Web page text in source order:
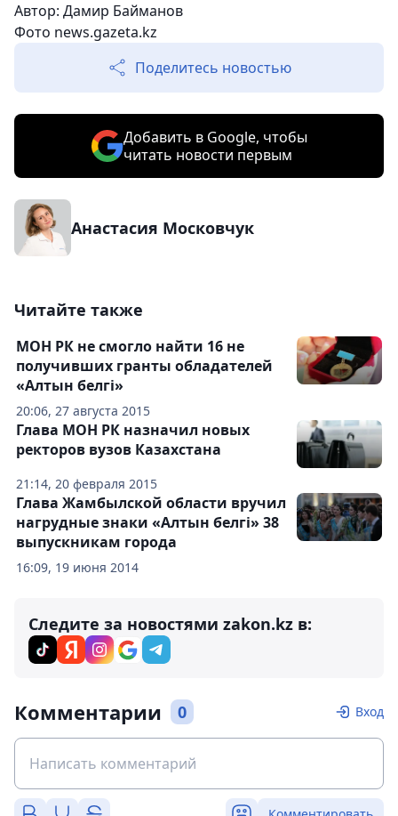
Автор: Дамир Байманов
Фото news.gazeta.kz
Поделитесь новостью
Добавить в Google, чтобы
читать новости первым
Анастасия Московчук
Читайте также
20:06, 27 августа 2015
МОН РК не смогло найти 16 не
получивших гранты обладателей
«Алтын белгi»
21:14, 20 февраля 2015
Глава МОН РК назначил новых
ректоров вузов Казахстана
16:09, 19 июня 2014
Глава Жамбылской области вручил
нагрудные знаки «Алтын белгі» 38
выпускникам города
Следите за новостями zakon.kz в:
Комментарии 0 Вход